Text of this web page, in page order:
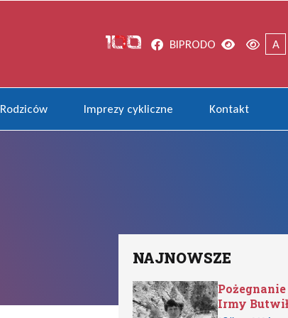
Facebook
BIPRODO Wersja
A
Imprezy cykliczne Kontakt
NAJNOWSZE
Irmy